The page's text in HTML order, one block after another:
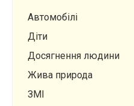
Автомобілі
Діти
Досягнення людини
Жива природа
ЗМІ